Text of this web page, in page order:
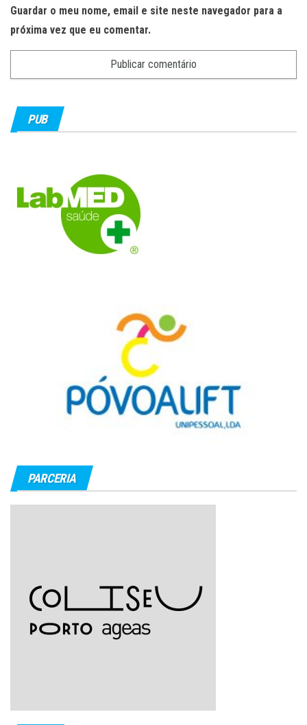
Guardar o meu nome, email e site neste navegador para a
próxima vez que eu comentar.
PUB
PARCERIA